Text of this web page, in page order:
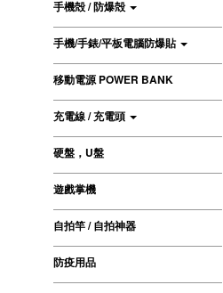
手機殻 / 防爆殻
手機/手錶/平板電腦防爆貼
移動電源 POWER BANK
充電線 / 充電頭
硬盤，U盤
遊戲掌機
自拍竿 / 自拍神器
防疫用品